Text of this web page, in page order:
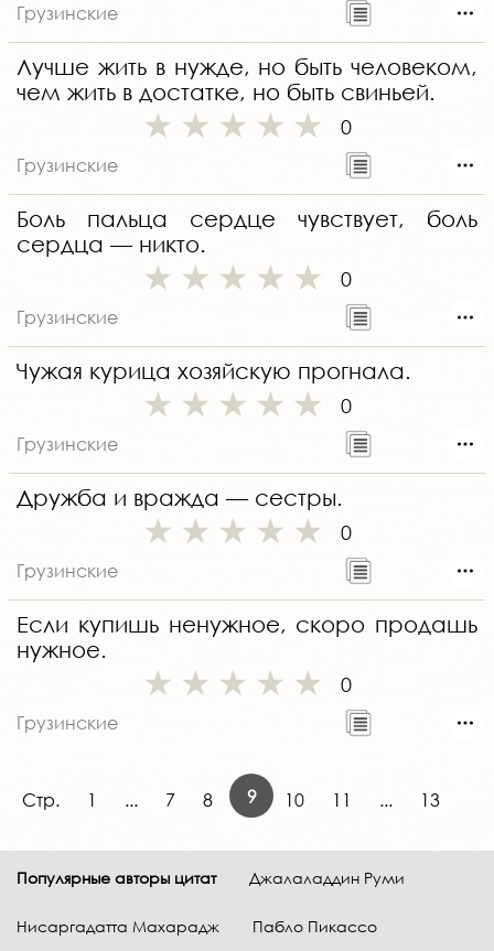
Грузинские
Лучше жить в нужде, но быть человеком,
чем жить в достатке, но быть свиньей.
0
Грузинские
Боль пальца сердце чувствует, боль
сердца — никто.
0
Грузинские
Чужая курица хозяйскую прогнала.
0
Грузинские
Дружба и вражда — сестры.
0
Грузинские
Если купишь ненужное, скоро продашь
нужное.
0
Грузинские
Стр. 1 ... 7 8 9 10 11 ... 13
Популярные авторы цитат Джалаладдин Руми
Нисаргадатта Махарадж Пабло Пикассо